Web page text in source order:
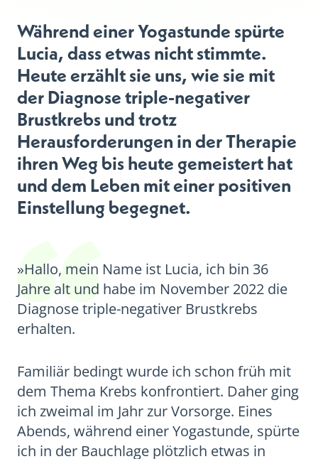
Während einer Yogastunde spürte
Lucia, dass etwas nicht stimmte.
Heute erzählt sie uns, wie sie mit
der Diagnose triple-negativer
Brustkrebs und trotz
Herausforderungen in der Therapie
ihren Weg bis heute gemeistert hat
und dem Leben mit einer positiven
Einstellung begegnet.
»Hallo, mein Name ist Lucia, ich bin 36
Jahre alt und habe im November 2022 die
Diagnose triple-negativer Brustkrebs
erhalten.
Familiär bedingt wurde ich schon früh mit
dem Thema Krebs konfrontiert. Daher ging
ich zweimal im Jahr zur Vorsorge. Eines
Abends, während einer Yogastunde, spürte
ich in der Bauchlage plötzlich etwas in